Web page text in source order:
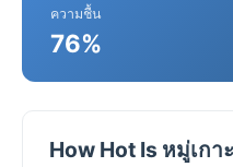
ความชื้น
76%
How Hot Is หมู่เกา